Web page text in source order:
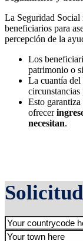
La Seguridad Social
beneficiarios para
percepción de la
Los
patrimonio o
La cuantía
circunstancias
Esto
ofrecer
necesitan.